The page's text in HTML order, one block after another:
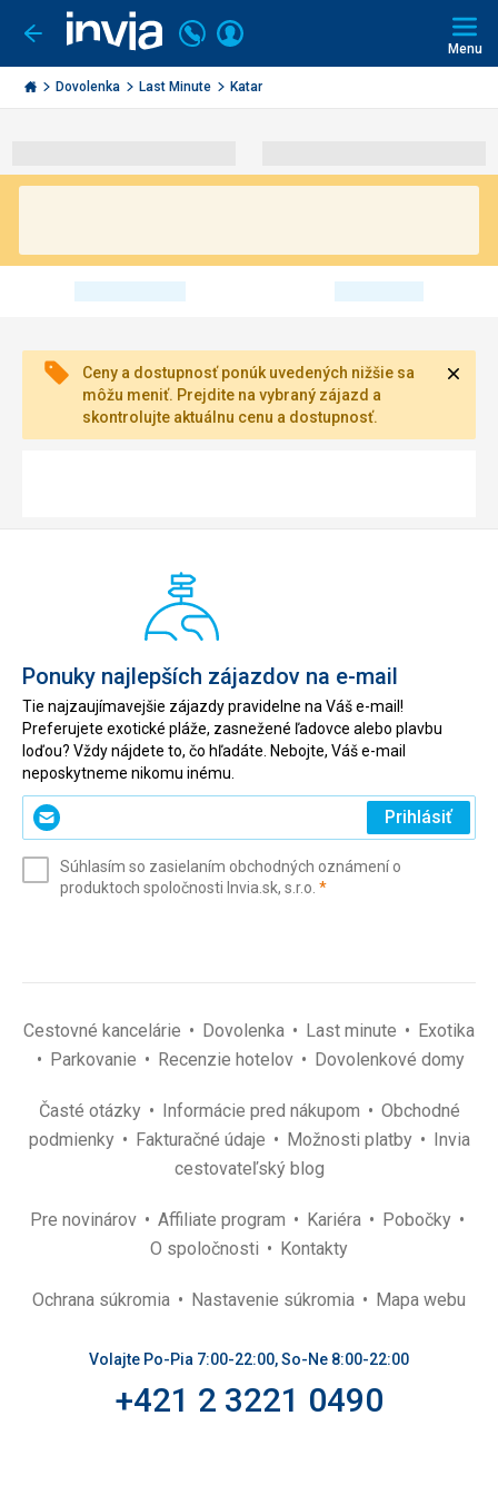
Ísť
späť
Invia.sk
Volajte
+421
2
3221
Prihlásiť
Menu
Dovolenka Last Minute Katar
Ceny a dostupnosť ponúk uvedených nižšie sa
môžu meniť. Prejdite na vybraný zájazd a
skontrolujte aktuálnu cenu a dostupnosť.
Ponuky najlepších zájazdov na e-mail
Tie najzaujímavejšie zájazdy pravidelne na Váš e-mail!
Preferujete exotické pláže, zasnežené ľadovce alebo plavbu
loďou? Vždy nájdete to, čo hľadáte. Nebojte, Váš e-mail
neposkytneme nikomu inému.
Zadajte
svoj
(povinné)
Prihlásiť
Súhlasím so zasielaním obchodných oznámení o
produktoch spoločnosti Invia.sk, s.r.o. *(povinné)
Cestovné kancelárie Dovolenka Last minute
Exotika
Parkovanie
Recenzie hotelov Dovolenkové domy
Časté otázky Informácie pred nákupom
Obchodné
podmienky
Fakturačné údaje Možnosti platby
Invia
cestovateľský blog
Pre novinárov Affiliate program Kariéra
Pobočky
O spoločnosti
Kontakty
Ochrana súkromia Nastavenie súkromia Mapa webu
Volajte Po-Pia 7:00-22:00, So-Ne 8:00-22:00
+421 2 3221 0490